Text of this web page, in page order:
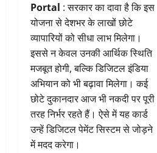
Portal : सरकार का दावा है कि इस
योजना से देशभर के लाखों छोटे
व्यापारियों को सीधा लाभ मिलेगा।
इससे न केवल उनकी आर्थिक स्थिति
मजबूत होगी, बल्कि डिजिटल इंडिया
अभियान को भी बढ़ावा मिलेगा। कई
छोटे दुकानदार आज भी नकदी पर पूरी
तरह निर्भर रहते हैं। ऐसे में यह कार्ड
उन्हें डिजिटल पेमेंट सिस्टम से जोड़ने
में मदद करेगा।